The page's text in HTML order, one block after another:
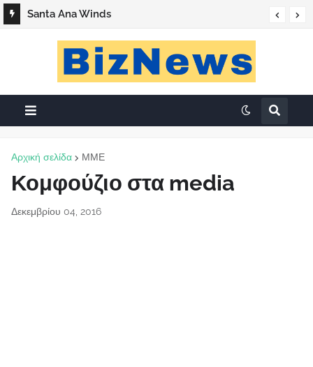
Santa Ana Winds
Αρχική σελίδα ΜΜΕ
Κομφούζιο στα media
Δεκεμβρίου 04, 2016